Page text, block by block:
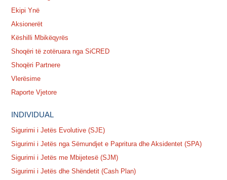
Ekipi Ynë
Aksionerët
Këshilli Mbikëqyrës
Shoqëri të zotëruara nga SiCRED
Shoqëri Partnere
Vlerësime
Raporte Vjetore
INDIVIDUAL
Sigurimi i Jetës Evolutive (SJE)
Sigurimi i Jetës nga Sëmundjet e Papritura dhe Aksidentet (SPA)
Sigurimi i Jetës me Mbijetesë (SJM)
Sigurimi i Jetës dhe Shëndetit (Cash Plan)